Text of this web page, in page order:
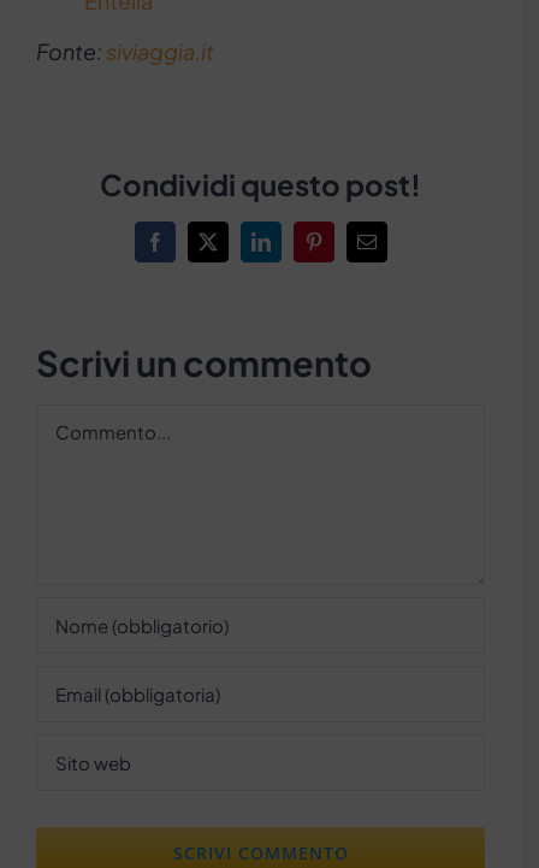
Fonte: siviaggia.it
Condividi questo post!
Facebook
X LinkedInPinterestEmail
Scrivi un commento